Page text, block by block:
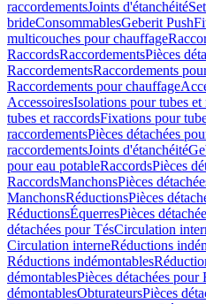
raccordementsJoints d'étanchéité
brideConsommablesGeberit
multicouches pour chauffage
RaccordsRaccordementsPièces
RaccordementsRaccordements
Raccordements pour chauffage
AccessoiresIsolations pour tubes et
tubes et raccordsFixations pour
raccordementsPièces détachées
raccordementsJoints d'étanchéité
pour eau potableRaccordsPièces
RaccordsManchonsPièces
ManchonsRéductionsPièces
RéductionsÉquerresPièces
détachées pour TésCirculation
Circulation interneRéductions
Réductions indémontables
démontablesPièces détachées pour
démontablesObturateursPièces